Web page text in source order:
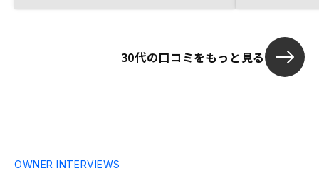
トデメリット、 さらにはRENOSYの強み
でよかったです。オーナー用の物件確認が
ンを購入した
だった。紙の
デジタル化に
30代の口コミをもっと見る
OWNER INTERVIEWS